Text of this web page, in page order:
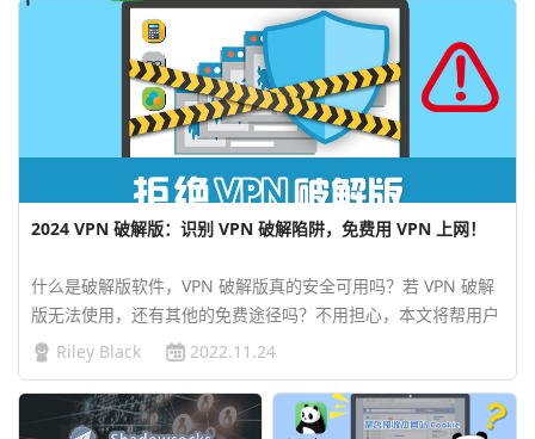
2024 VPN 破解版：识别 VPN 破解陷阱，免费用 VPN 上网！
什么是破解版软件，VPN 破解版真的安全可用吗？若 VPN 破解
版无法使用，还有其他的免费途径吗？不用担心，本文将帮用户
识别破解版 VPN 的危害，同时提供白嫖 VPN 的多种方法。…
Riley Black 2022.11.24